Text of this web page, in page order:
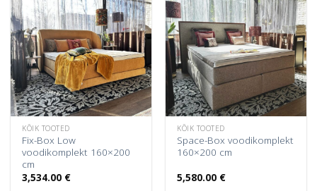
KÕIK TOOTED
Fix-Box Low
voodikomplekt 160×200
cm
3,534.00 €
KÕIK TOOTED
Space-Box voodikomplekt
160×200 cm
5,580.00 €